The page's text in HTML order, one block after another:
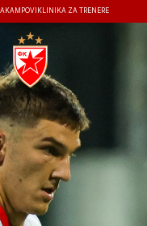
KAMPOVI KLINIKA ZA TRENERE